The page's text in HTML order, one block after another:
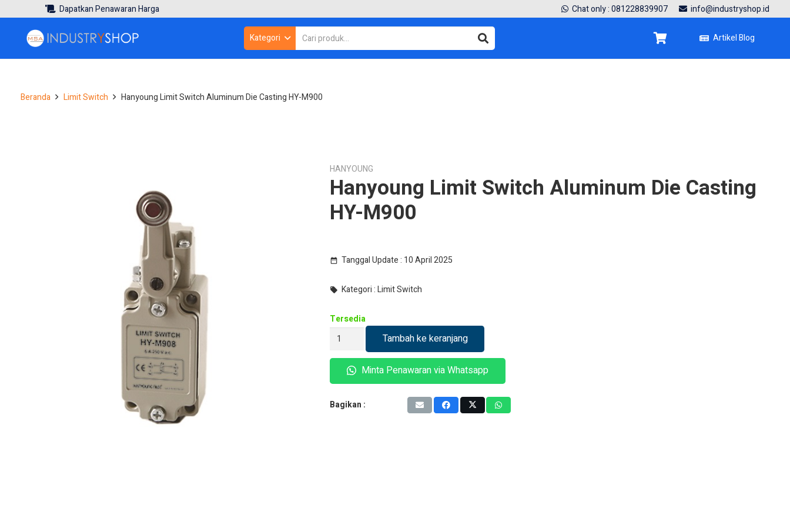
Dapatkan Penawaran Harga Chat only : 081228839907 info@industryshop.id
Kategori Artikel Blog
Beranda Limit Switch Hanyoung Limit Switch Aluminum Die Casting HY-M900
HANYOUNG
Hanyoung Limit Switch Aluminum Die Casting
HY-M900
date_range Tanggal Update : 10 April 2025
local_offer Kategori :Limit Switch
Tersedia
Kuantitas
Hanyoung
Limit
Switch
Aluminum
Casting
Tambah ke keranjang
Minta Penawaran via Whatsapp
Bagikan :